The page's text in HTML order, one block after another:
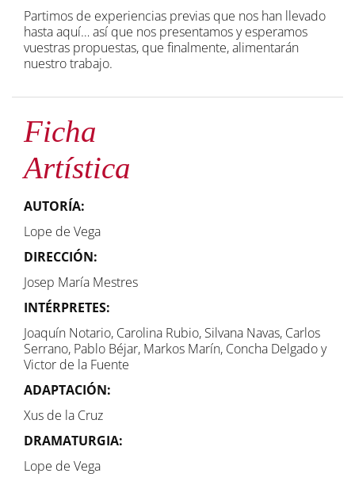
Partimos de experiencias previas que nos han llevado
hasta aquí… así que nos presentamos y esperamos
vuestras propuestas, que finalmente, alimentarán
nuestro trabajo.
Ficha
Artística
AUTORÍA:
Lope de Vega
DIRECCIÓN:
Josep María Mestres
INTÉRPRETES:
Joaquín Notario, Carolina Rubio, Silvana Navas, Carlos
Serrano, Pablo Béjar, Markos Marín, Concha Delgado y
Victor de la Fuente
ADAPTACIÓN:
Xus de la Cruz
DRAMATURGIA:
Lope de Vega